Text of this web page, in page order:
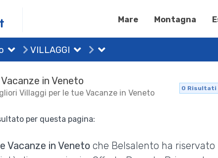
Mare Montagna
VILLAGGI
in Veneto
Villaggi per le tue Vacanze in Veneto 0
per questa pagina:
Vacanze in Veneto che Belsalento ha riservato